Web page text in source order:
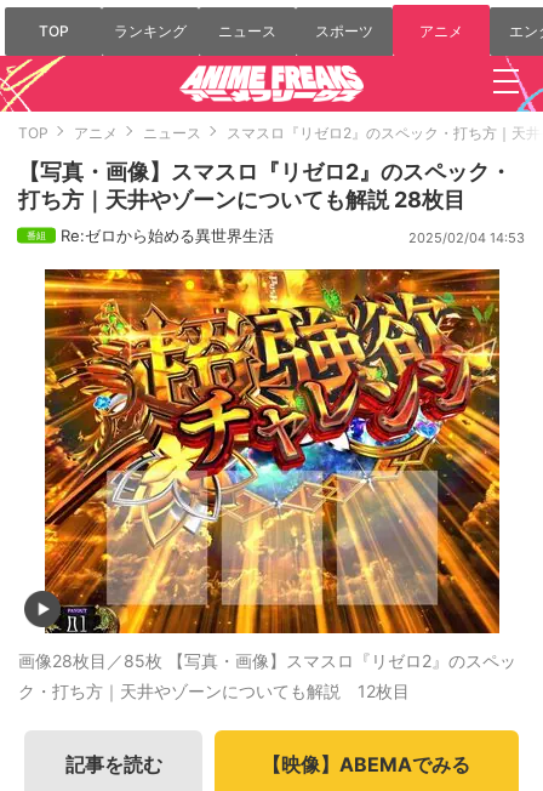
TOP ランキング ニュース スポーツ アニメ エン
TOP アニメ ニュース スマスロ『リゼロ2』のスペック・打ち方｜天
【写真・画像】スマスロ『リゼロ2』のスペック・
打ち方｜天井やゾーンについても解説 28枚目
Re:ゼロから始める異世界生活 2025/02/04 14:53
画像28枚目／85枚 【写真・画像】スマスロ『リゼロ2』のスペッ
ク・打ち方｜天井やゾーンについても解説 12枚目
記事を読む 【映像】ABEMAでみる